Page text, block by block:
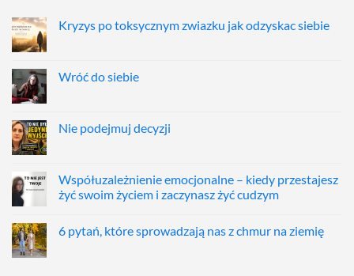
Kryzys po toksycznym zwiazku jak odzyskac siebie
Wróć do siebie
Nie podejmuj decyzji
Współuzależnienie emocjonalne – kiedy przestajesz
żyć swoim życiem i zaczynasz żyć cudzym
6 pytań, które sprowadzają nas z chmur na ziemię